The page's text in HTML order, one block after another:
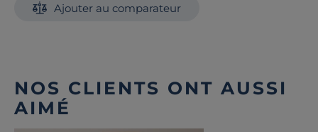
Ajouter au comparateur
NOS CLIENTS ONT AUSSI
AIMÉ